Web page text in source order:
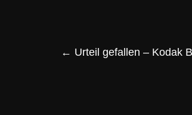
← Urteil gefallen – Kodak